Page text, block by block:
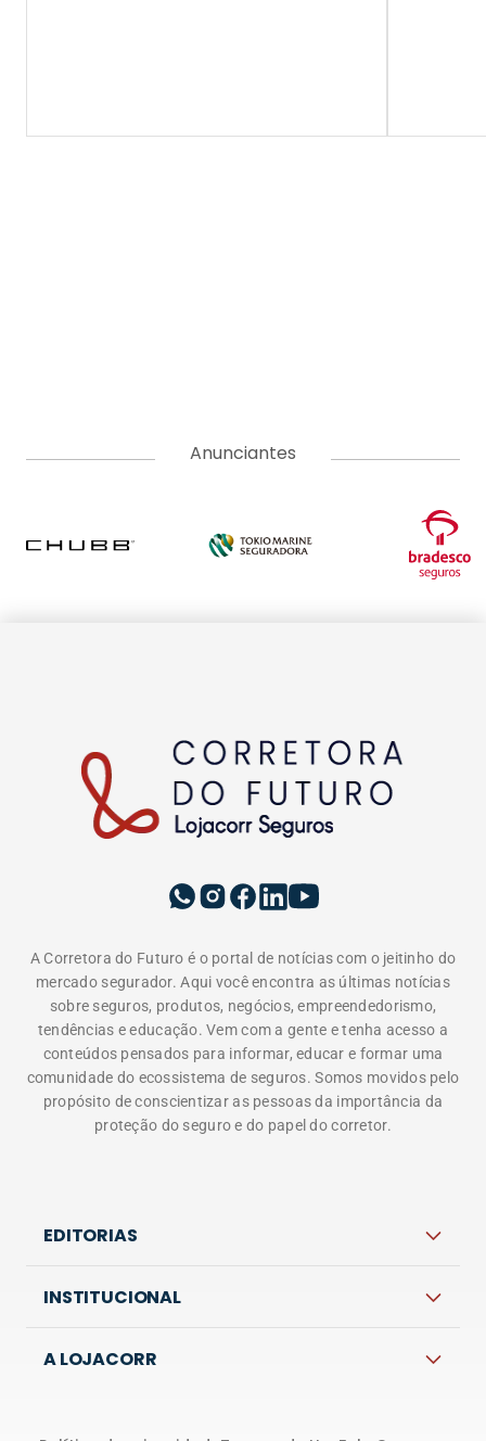
Anunciantes
A Corretora do Futuro é o portal de notícias com o jeitinho do
mercado segurador. Aqui você encontra as últimas notícias
sobre seguros, produtos, negócios, empreendedorismo,
tendências e educação. Vem com a gente e tenha acesso a
conteúdos pensados para informar, educar e formar uma
comunidade do ecossistema de seguros. Somos movidos pelo
propósito de conscientizar as pessoas da importância da
proteção do seguro e do papel do corretor.
EDITORIAS
INSTITUCIONAL
A LOJACORR